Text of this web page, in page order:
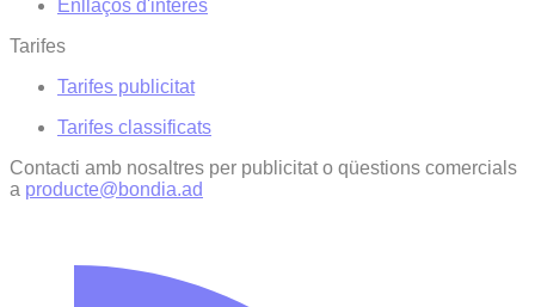
Enllaços d'interés
Tarifes
Tarifes publicitat
Tarifes classificats
Contacti amb nosaltres per publicitat o qüestions comercials
a producte@bondia.ad